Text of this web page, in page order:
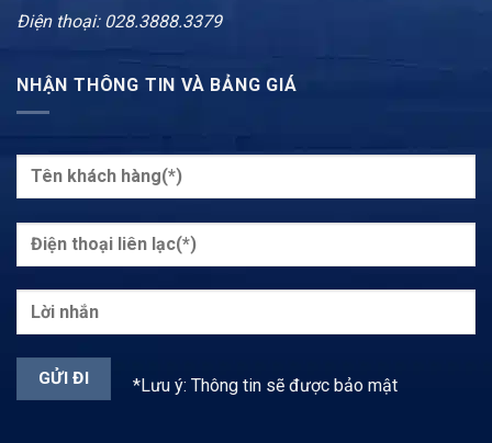
Điện thoại: 028.3888.3379
NHẬN THÔNG TIN VÀ BẢNG GIÁ
*Lưu ý: Thông tin sẽ được bảo mật